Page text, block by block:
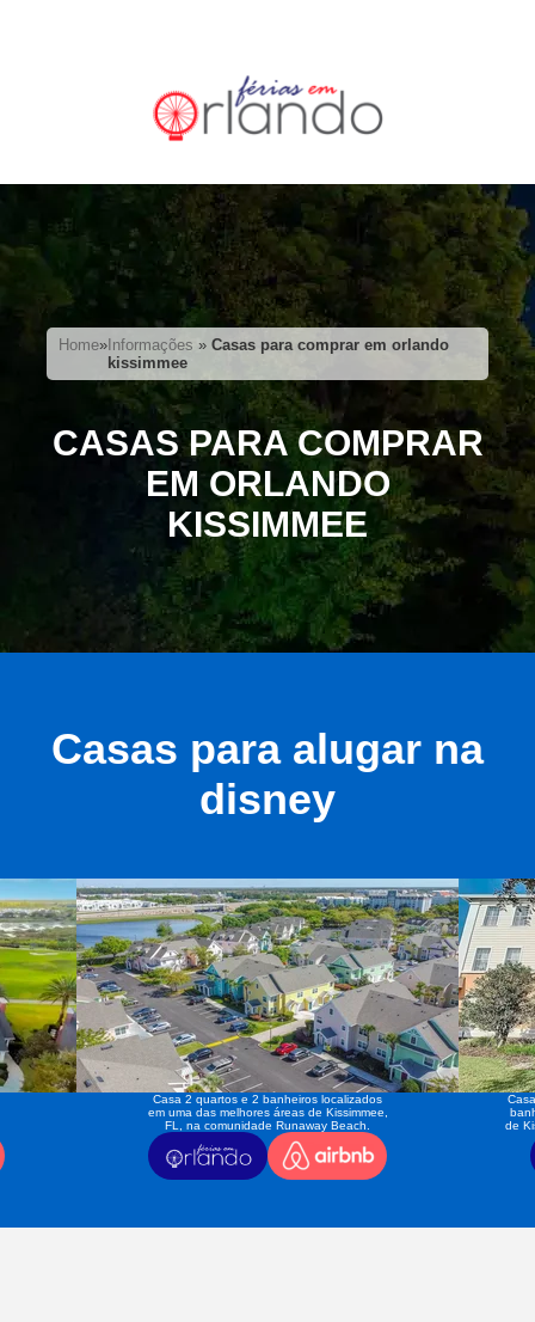
Home» Informações »Casas para comprar em orlando
kissimmee
CASAS PARA COMPRAR
EM ORLANDO
KISSIMMEE
Casas para alugar na
disney
Casa 2 quartos e 2 banheiros localizados
em uma das melhores áreas de Kissimmee,
FL, na comunidade Runaway Beach.
de